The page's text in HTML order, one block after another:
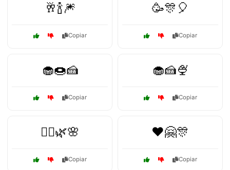
🥂🍾🎆
Copiar
🥳🎊🎈
Copiar
🧁🍩🍰
Copiar
🧁🍰🍨
Copiar
🧘‍♀️🌿🌸
Copiar
❤️🤗🎊
Copiar